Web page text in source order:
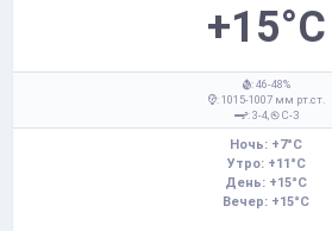
+15°C
: 46-48%
: 1015-1007 мм рт.ст.
: 3-4,
С-З
Ночь: +7°C
Утро: +11°C
День: +15°C
Вечер: +15°C